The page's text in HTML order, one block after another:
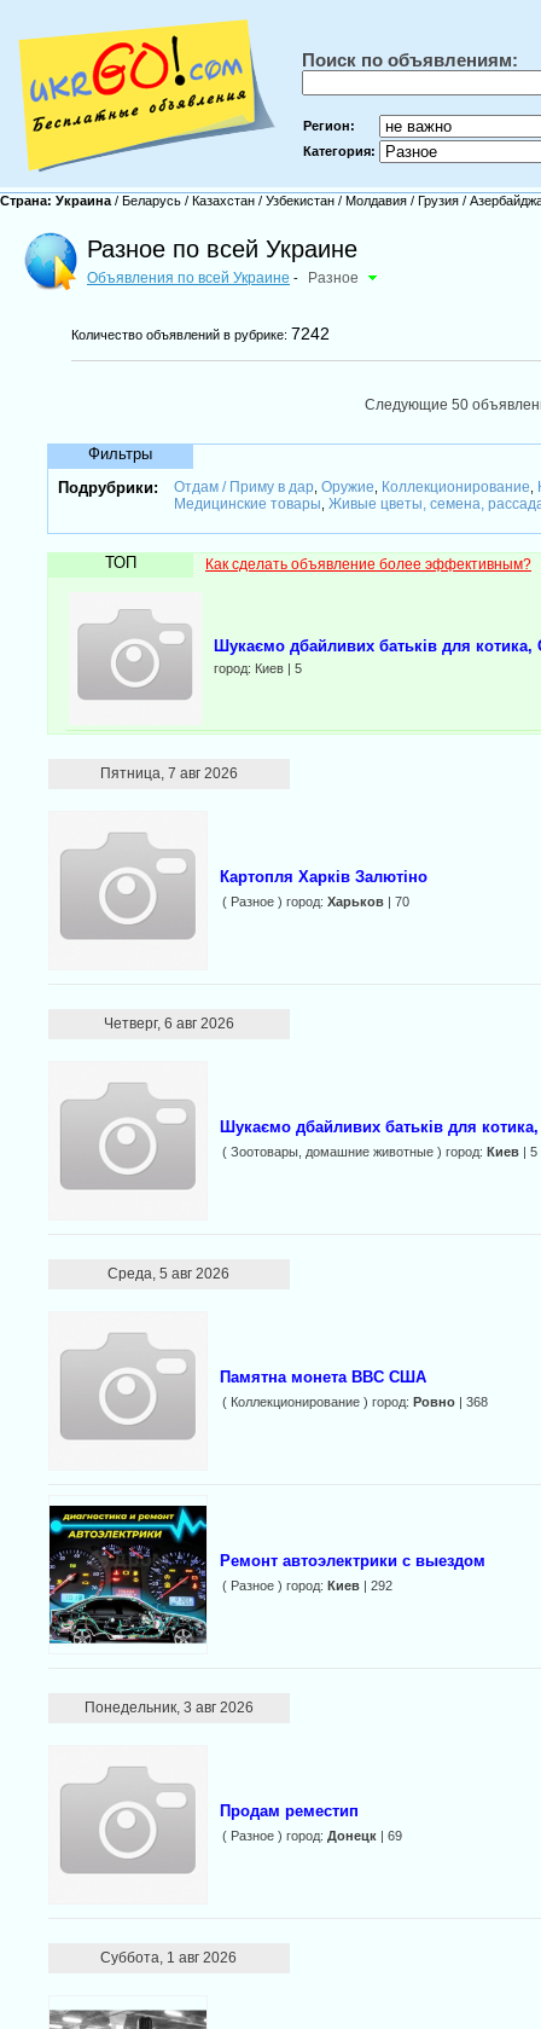
Поиск по объявлениям:
Регион:
Категория:
Страна: Украина / Беларусь / Казахстан / Узбекистан / Молдавия / Грузия /
Разное по всей Украине
Объявления по всей Украине - Разное
Количество объявлений в рубрике: 7242
Следующие 50
Фильтры
Подрубрики:
Отдам / Приму в дар Оружие Коллекционирование
Медицинские товары Живые цветы, семена,
ТОП Как сделать объявление более эффективным?
Шукаємо дбайливих батьків для котика,
город: Киев | 5
Пятница, 7 авг 2026
Картопля Харків Залютіно
( Разное ) город: Харьков | 70
Четверг, 6 авг 2026
Шукаємо дбайливих батьків для
( Зоотовары, домашние животные ) город: Киев | 5
Среда, 5 авг 2026
Памятна монета ВВС США
( Коллекционирование ) город: Ровно | 368
Ремонт автоэлектрики с выездом
( Разное ) город: Киев | 292
Понедельник, 3 авг 2026
Продам реместип
( Разное ) город: Донецк | 69
Суббота, 1 авг 2026